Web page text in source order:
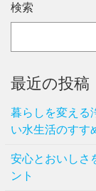
検索
最近の投稿
暮らしを変える
い水生活のすす
安心とおいしさ
ント